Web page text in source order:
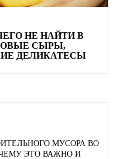
НЕ НАЙТИ В
СЫРЫ,
ДЕЛИКАТЕСЫ
МУСОРА ВО
ЭТО ВАЖНО И